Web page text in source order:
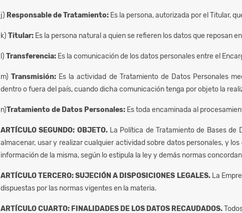
j) Responsable de Tratamiento: Es la persona, autorizada por el Titular,
k) Titular: Es la persona natural a quien se refieren los datos que reposan
l) Transferencia: Es la comunicación de los datos personales entre el
m)Transmisión: Es la actividad de Tratamiento de Datos Personales
dentro o fuera del país, cuando dicha comunicación tenga por objeto la
n)Tratamiento de Datos Personales: Es toda encaminada al
ARTÍCULO SEGUNDO: OBJETO. La Política de Tratamiento de Bases
almacenar, usar y realizar cualquier actividad sobre datos personales, y
información de la misma, según lo estipula la ley y demás normas
ARTÍCULO TERCERO: SUJECIÓN A DISPOSICIONES LEGALES. La
dispuestas por las normas vigentes en la materia.
ARTÍCULO CUARTO: FINALIDADES DE LOS DATOS RECAUDADOS.